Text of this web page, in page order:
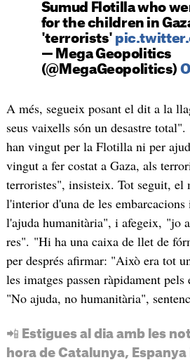
Sumud Flotilla who
for the children in
'terrorists'
— Mega Geopolitics
(@MegaGeopolitics)
A més, segueix posant el dit a la
seus vaixells són un desastre
han vingut per la Flotilla ni per
vingut a fer costat a Gaza, als
terroristes", insisteix. Tot seguit, el
l'interior d'una de les
l'ajuda humanitària", i afegeix, "jo
res". "Hi ha una caixa de llet de
per després afirmar: "Això era tot
les imatges passen ràpidament
"No ajuda, no humanitària",
📲 Estigues al dia amb les
hora de Catalunya,